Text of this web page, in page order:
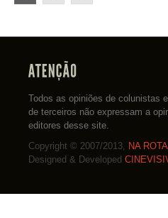
Todos as opiniões de colunistas
de terceiros não expressam a
editores desse site.
Copyright © 2007/2013,
NA
Designed & Developed